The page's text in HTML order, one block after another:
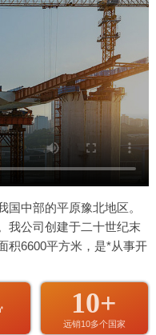
中部的平原豫北地区。
我公司创建于二十世纪末
积6600平方米，是*从事开
10+
远销10多个国家